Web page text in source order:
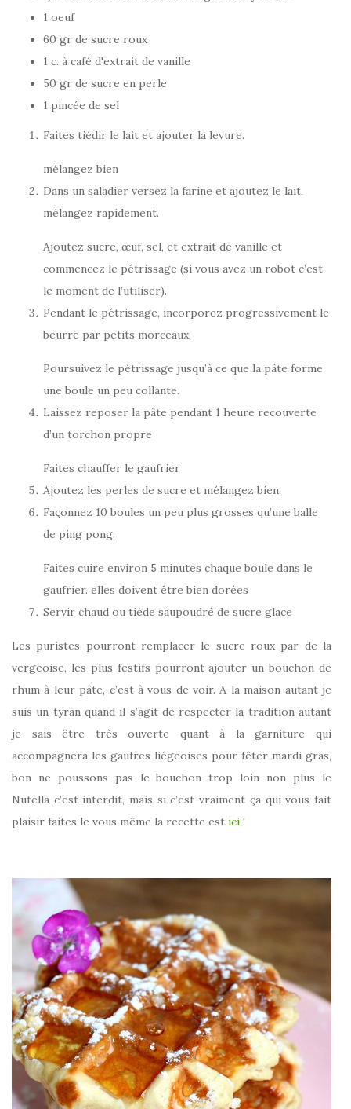
1 oeuf
60 gr de sucre roux
1 c. à café d'extrait de vanille
50 gr de sucre en perle
1 pincée de sel
Faites tiédir le lait et ajouter la levure.
mélangez bien
Dans un saladier versez la farine et ajoutez le lait,
mélangez rapidement.
Ajoutez sucre, œuf, sel, et extrait de vanille et
commencez le pétrissage (si vous avez un robot c’est
le moment de l’utiliser).
Pendant le pétrissage, incorporez progressivement le
beurre par petits morceaux.
Poursuivez le pétrissage jusqu’à ce que la pâte forme
une boule un peu collante.
Laissez reposer la pâte pendant 1 heure recouverte
d’un torchon propre
Faites chauffer le gaufrier
Ajoutez les perles de sucre et mélangez bien.
Façonnez 10 boules un peu plus grosses qu’une balle
de ping pong.
Faites cuire environ 5 minutes chaque boule dans le
gaufrier. elles doivent être bien dorées
Servir chaud ou tiède saupoudré de sucre glace
Les puristes pourront remplacer le sucre roux par de la
vergeoise, les plus festifs pourront ajouter un bouchon de
rhum à leur pâte, c’est à vous de voir. A la maison autant je
suis un tyran quand il s’agit de respecter la tradition autant
je sais être très ouverte quant à la garniture qui
accompagnera les gaufres liégeoises pour fêter mardi gras,
bon ne poussons pas le bouchon trop loin non plus le
Nutella c’est interdit, mais si c’est vraiment ça qui vous fait
plaisir faites le vous même la recette est ici !